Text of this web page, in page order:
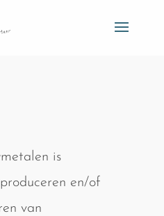
is
en/of
van